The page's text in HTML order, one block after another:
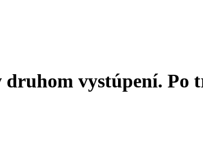
druhom vystúpení. Po